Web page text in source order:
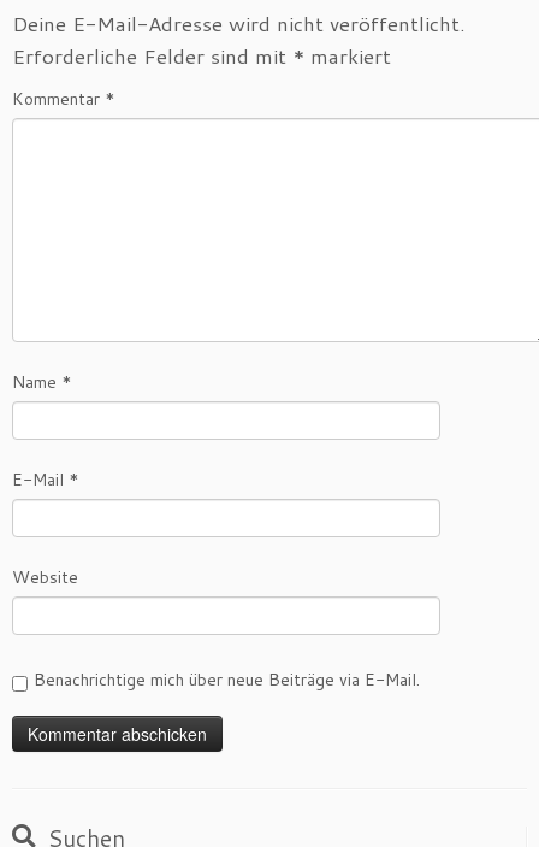
Deine E-Mail-Adresse wird nicht veröffentlicht.
Erforderliche Felder sind mit * markiert
Kommentar *
Name *
E-Mail *
Website
Benachrichtige mich über neue Beiträge via E-Mail.
Suchen